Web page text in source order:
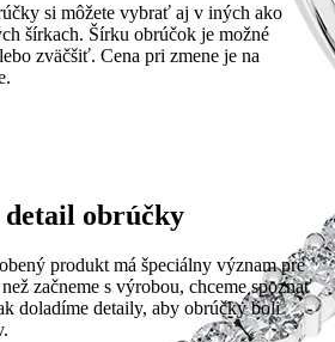
si môžete vybrať aj v iných ako
šírkach. Šírku obrúčok je možné
zväčšiť. Cena pri zmene je na
obrúčky
produkt má špeciálny význam pre
začneme s výrobou, chceme spoznať
doladíme detaily, aby obrúčky boli